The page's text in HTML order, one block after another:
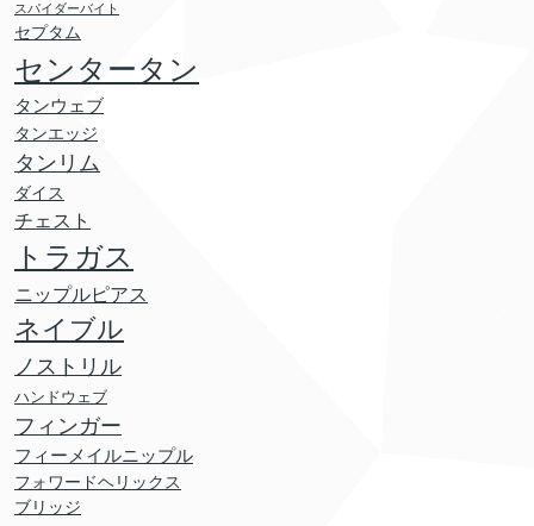
スパイダーバイト
セプタム
センタータン
タンウェブ
タンエッジ
タンリム
ダイス
チェスト
トラガス
ニップルピアス
ネイブル
ノストリル
ハンドウェブ
フィンガー
フィーメイルニップル
フォワードヘリックス
ブリッジ